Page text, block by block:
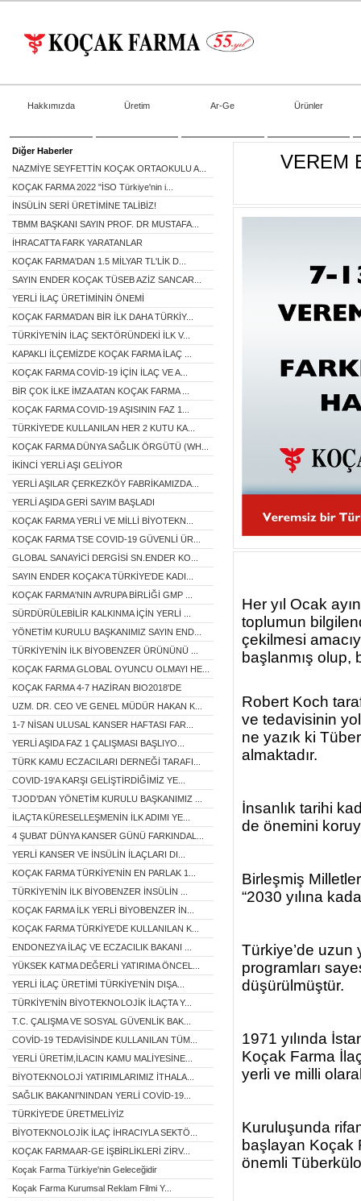
Hakkımızda Üretim Ar-Ge Ürünler
Diğer Haberler
NAZMİYE SEYFETTİN KOÇAK ORTAOKULU A...
KOÇAK FARMA 2022 "İSO Türkiye'nin i...
İNSÜLİN SERİ ÜRETİMİNE TALİBİZ!
TBMM BAŞKANI SAYIN PROF. DR MUSTAFA...
İHRACATTA FARK YARATANLAR
KOÇAK FARMA'DAN 1.5 MİLYAR TL'LİK D...
SAYIN ENDER KOÇAK TÜSEB AZİZ SANCAR...
YERLİ İLAÇ ÜRETİMİNİN ÖNEMİ
KOÇAK FARMA’DAN BİR İLK DAHA TÜRKİY...
TÜRKİYE’NİN İLAÇ SEKTÖRÜNDEKİ İLK V...
KAPAKLI İLÇEMİZDE KOÇAK FARMA İLAÇ ...
KOÇAK FARMA COVİD-19 İÇİN İLAÇ VE A...
BİR ÇOK İLKE İMZA ATAN KOÇAK FARMA ...
KOÇAK FARMA COVID-19 AŞISININ FAZ 1...
TÜRKİYE'DE KULLANILAN HER 2 KUTU KA...
KOÇAK FARMA DÜNYA SAĞLIK ÖRGÜTÜ (WH...
İKİNCİ YERLİ AŞI GELİYOR
YERLİ AŞILAR ÇERKEZKÖY FABRİKAMIZDA...
YERLİ AŞIDA GERİ SAYIM BAŞLADI
KOÇAK FARMA YERLİ VE MİLLİ BİYOTEKN...
KOÇAK FARMA TSE COVID-19 GÜVENLİ ÜR...
GLOBAL SANAYİCİ DERGİSİ SN.ENDER KO...
SAYIN ENDER KOÇAK'A TÜRKİYE'DE KADI...
KOÇAK FARMA'NIN AVRUPA BİRLİĞİ GMP ...
SÜRDÜRÜLEBİLİR KALKINMA İÇİN YERLİ ...
YÖNETİM KURULU BAŞKANIMIZ SAYIN END...
TÜRKİYE'NİN İLK BİYOBENZER ÜRÜNÜNÜ ...
KOÇAK FARMA GLOBAL OYUNCU OLMAYI HE...
KOÇAK FARMA 4-7 HAZİRAN BIO2018'DE
UZM. DR. CEO VE GENEL MÜDÜR HAKAN K...
1-7 NİSAN ULUSAL KANSER HAFTASI FAR...
YERLİ AŞIDA FAZ 1 ÇALIŞMASI BAŞLIYO...
TÜRK KAMU ECZACILARI DERNEĞİ TARAFI...
COVID-19'A KARŞI GELİŞTİRDİĞİMİZ YE...
TJOD’DAN YÖNETİM KURULU BAŞKANIMIZ ...
İLAÇTA KÜRESELLEŞMENİN İLK ADIMI YE...
4 ŞUBAT DÜNYA KANSER GÜNÜ FARKINDAL...
YERLİ KANSER VE İNSÜLİN İLAÇLARI DI...
KOÇAK FARMA TÜRKİYE'NİN EN PARLAK 1...
TÜRKİYE’NİN İLK BİYOBENZER İNSÜLİN ...
KOÇAK FARMA İLK YERLİ BİYOBENZER İN...
KOÇAK FARMA TÜRKİYE’DE KULLANILAN K...
ENDONEZYA İLAÇ VE ECZACILIK BAKANI ...
YÜKSEK KATMA DEĞERLİ YATIRIMA ÖNCEL...
YERLİ İLAÇ ÜRETİMİ TÜRKİYE'NİN DIŞA...
TÜRKİYE'NİN BİYOTEKNOLOJİK İLAÇTA Y...
T.C. ÇALIŞMA VE SOSYAL GÜVENLİK BAK...
COVİD-19 TEDAVİSİNDE KULLANILAN TÜM...
YERLİ ÜRETİM,İLACIN KAMU MALİYESİNE...
BİYOTEKNOLOJİ YATIRIMLARIMIZ İTHALA...
SAĞLIK BAKANI'NINDAN YERLİ COVİD-19...
TÜRKİYE'DE ÜRETMELİYİZ
BİYOTEKNOLOJİK İLAÇ İHRACIYLA SEKTÖ...
KOÇAK FARMA AR-GE İŞBİRLİKLERİ ZİRV...
Koçak Farma Türkiye'nin Geleceğidir
Koçak Farma Kurumsal Reklam Filmi Y...
VEREM
Her yıl Ocak
toplumun
çekilmesi
başlanmış olup,
Robert Koch
ve tedavisinin
ne yazık ki
almaktadır.
İnsanlık tarihi
de önemini
Birleşmiş
“2030 yılına
Türkiye’de uzun
programları
düşürülmüştür.
1971 yılında
Koçak Farma
yerli ve milli
Kuruluşunda
başlayan Koçak
önemli